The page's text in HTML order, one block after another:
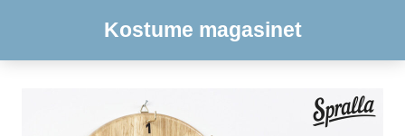
Kostume magasinet